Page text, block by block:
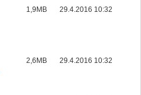
1,9MB 29.4.2016 10:32
2,6MB 29.4.2016 10:32